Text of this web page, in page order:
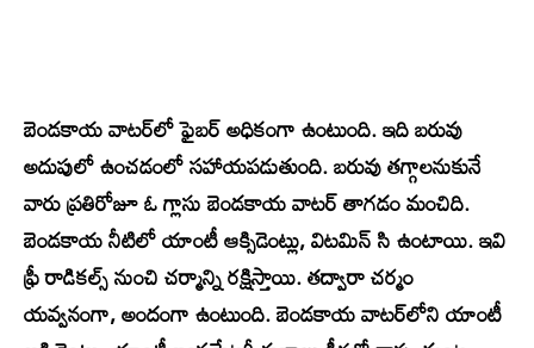
బెండకాయ వాటర్‌లో ఫైబర్ అధికంగా ఉంటుంది. ఇది బరువు
అదుపులో ఉంచడంలో సహాయపడుతుంది. బరువు తగ్గాలనుకునే
వారు ప్రతిరోజూ ఓ గ్లాసు బెండకాయ వాటర్ తాగడం మంచిది.
బెండకాయ నీటిలో యాంటీ ఆక్సిడెంట్లు, విటమిన్ సి ఉంటాయి. ఇవి
ఫ్రీ రాడికల్స్ నుంచి చర్మాన్ని రక్షిస్తాయి. తద్వారా చర్మం
యవ్వనంగా, అందంగా ఉంటుంది. బెండకాయ వాటర్‌లోని యాంటీ